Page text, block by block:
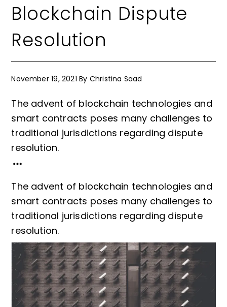
Blockchain Dispute
Resolution
November 19, 2021 By Christina Saad
The advent of blockchain technologies and
smart contracts poses many challenges to
traditional jurisdictions regarding dispute
resolution.
The advent of blockchain technologies and
smart contracts poses many challenges to
traditional jurisdictions regarding dispute
resolution.